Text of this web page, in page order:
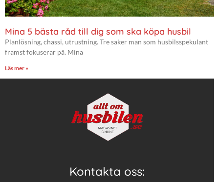
Mina 5 bästa råd till dig som ska köpa husbil
Planlösning, chassi, utrustning. Tre saker man som husbilsspekulant
främst fokuserar på. Mina
Läs mer »
Kontakta oss: